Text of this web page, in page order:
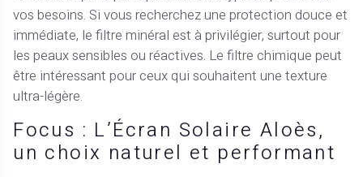
vos besoins. Si vous recherchez une protection douce et
immédiate, le filtre minéral est à privilégier, surtout pour
les peaux sensibles ou réactives. Le filtre chimique peut
être intéressant pour ceux qui souhaitent une texture
ultra-légère.
Focus : L’Écran Solaire Aloès,
un choix naturel et performant